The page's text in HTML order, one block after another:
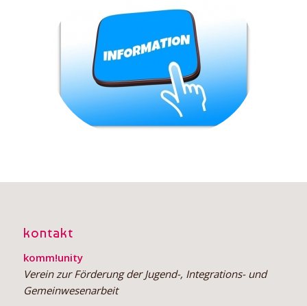
Gesunde Ernährung
Weitere Tipps und Infos
kontakt
komm!unity
Verein zur Förderung der Jugend-, Integrations- und
Gemeinwesenarbeit